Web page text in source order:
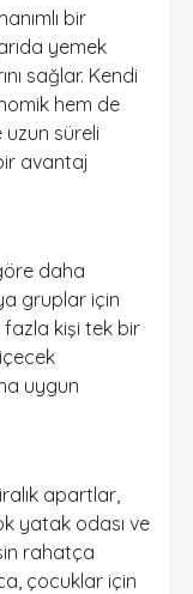
bir
yemek
sağlar. Kendi
hem de
uzun süreli
avantaj
daha
gruplar için
fazla kişi tek bir
uygun
apartlar,
yatak odası ve
rahatça
çocuklar için